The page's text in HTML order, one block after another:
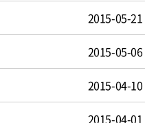
2015-05-21
2015-05-06
2015-04-10
2015-04-01